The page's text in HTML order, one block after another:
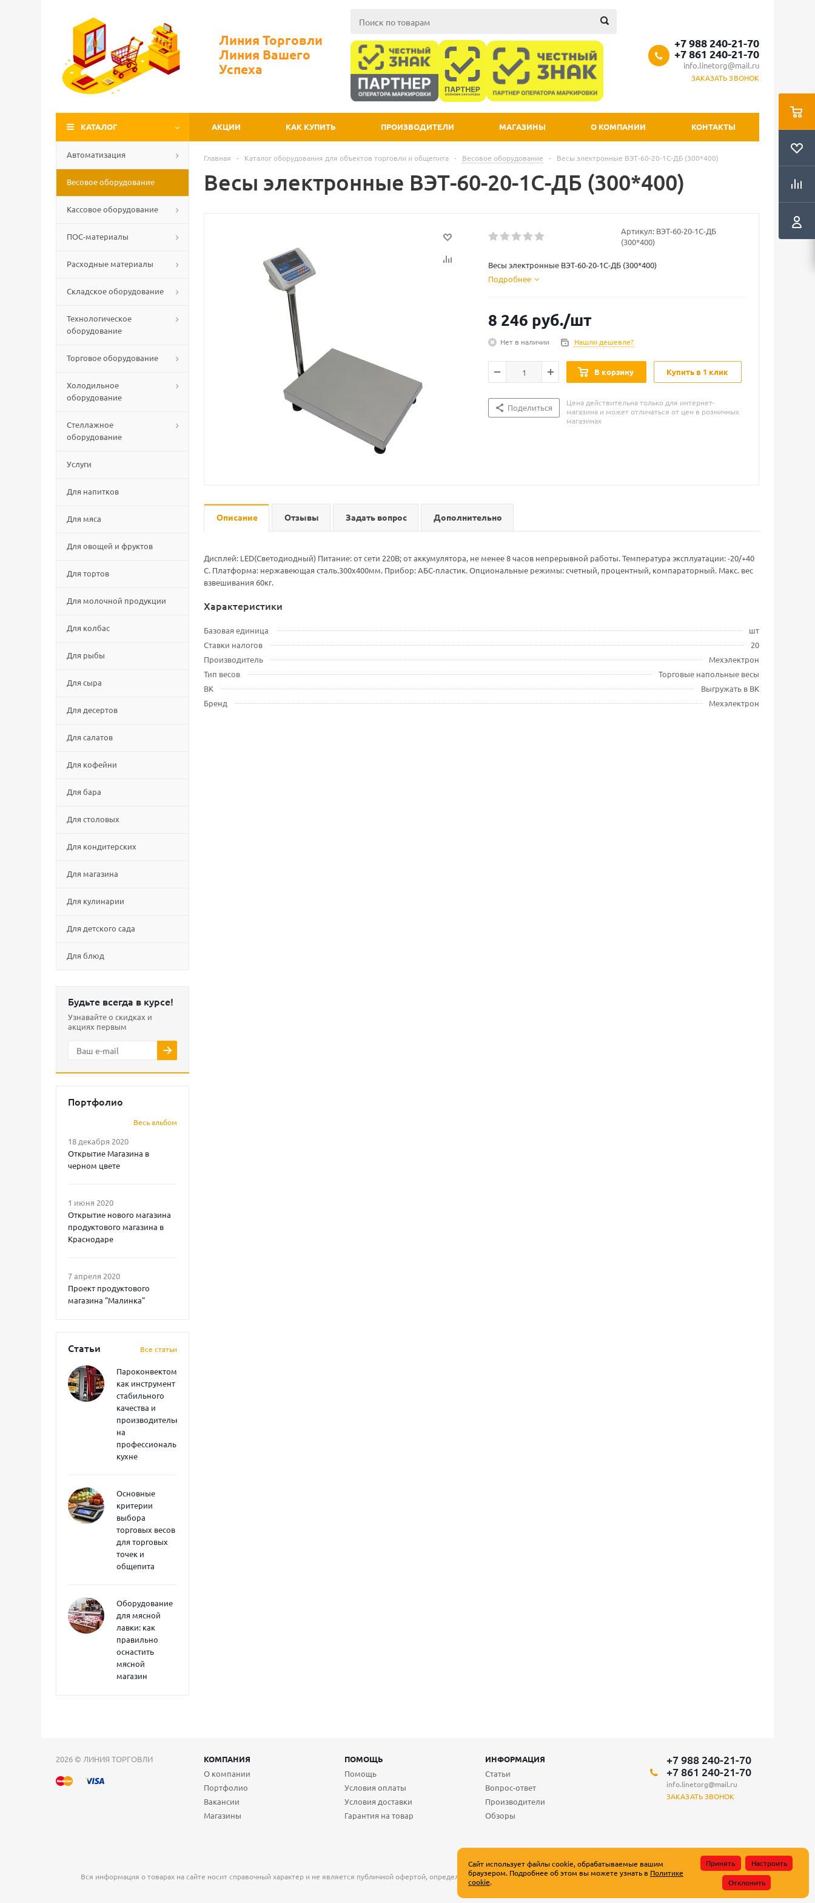
Линия Торговли
Линия Вашего
Успеха
+7 988 240-21-70
+7 861 240-21-70
info.linetorg@mail.ru
ЗАКАЗАТЬ ЗВОНОК
КАТАЛОГ АКЦИИ КАК КУПИТЬ ПРОИЗВОДИТЕЛИ МАГАЗИНЫ О КОМПАНИИ КОНТАКТЫ
Автоматизация
Весовое оборудование
Кассовое оборудование
ПОС-материалы
Расходные материалы
Складское оборудование
Технологическое
оборудование
Торговое оборудование
Холодильное
оборудование
Стеллажное
оборудование
Услуги
Для напитков
Для мяса
Для овощей и фруктов
Для тортов
Для молочной продукции
Для колбас
Для рыбы
Для сыра
Для десертов
Для салатов
Для кофейни
Для бара
Для столовых
Для кондитерских
Для магазина
Для кулинарии
Для детского сада
Для блюд
Будьте всегда в курсе!
Узнавайте о скидках и
акциях первым
Портфолио
Весь альбом
18 декабря 2020
Открытие Магазина в
черном цвете
1 июня 2020
Открытие нового магазина
продуктового магазина в
Краснодаре
7 апреля 2020
Проект продуктового
магазина "Малинка"
Статьи Все статьи
Пароконвектоматы
как инструмент
стабильного
качества и
производительности
на
профессиональной
кухне
Основные
критерии
выбора
торговых весов
для торговых
точек и
общепита
Оборудование
для мясной
лавки: как
правильно
оснастить
мясной
магазин
Главная - Каталог оборудования для объектов торговли и общепита - Весовое оборудование - Весы электронные ВЭТ-60-20-1С-ДБ (300*400)
Весы электронные ВЭТ-60-20-1С-ДБ (300*400)
Артикул: ВЭТ-60-20-1С-ДБ
(300*400)
Весы электронные ВЭТ-60-20-1С-ДБ (300*400)
Подробнее
8 246 руб./шт
Нет в наличии Нашли дешевле?
В корзину Купить в 1 клик
Поделиться
Цена действительна только для интернет-
магазина и может отличаться от цен в розничных
магазинах
Описание Отзывы Задать вопрос Дополнительно
Дисплей: LЕD(Светодиодный) Питание: от сети 220В; от аккумулятора, не менее 8 часов непрерывной работы. Температура эксплуатации: -20/+40
С. Платформа: нержавеющая сталь.300х400мм. Прибор: АБС-пластик. Опциональные режимы: счетный, процентный, компараторный. Макс. вес
взвешивания 60кг.
Характеристики
Базовая единица
шт
Ставки налогов
20
Производитель
Мехэлектрон
Тип весов
Торговые напольные весы
ВК
Выгружать в ВК
Бренд
Мехэлектрон
2026 © ЛИНИЯ ТОРГОВЛИ КОМПАНИЯ ПОМОЩЬ
ИНФОРМАЦИЯ
О компании
Портфолио
Вакансии
Магазины
Помощь
Условия оплаты
Условия доставки
Гарантия на товар
Статьи
Вопрос-ответ
Производители
Обзоры
+7 988 240-21-70
+7 861 240-21-70
info.linetorg@mail.ru
ЗАКАЗАТЬ ЗВОНОК
Вся информация о товарах на сайте носит справочный характер и не является публичной офертой, определяемой положениями Статьи 437 Гражданского кодекса Российской Федерации.
Сайт использует файлы cookie, обрабатываемые вашим
браузером. Подробнее об этом вы можете узнать в Политике
cookie.
Принять
Настроить
Отклонить